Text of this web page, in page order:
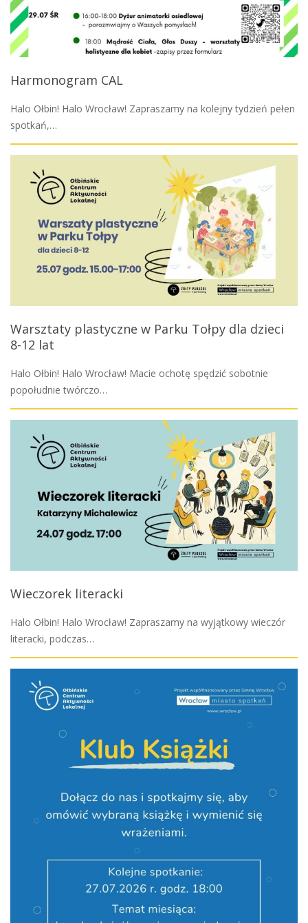
Harmonogram CAL
Halo Ołbin! Halo Wrocław! Zapraszamy na kolejny tydzień pełen
spotkań,…
Warsztaty plastyczne w Parku Tołpy dla dzieci
8-12 lat
Halo Ołbin! Halo Wrocław! Macie ochotę spędzić sobotnie
popołudnie twórczo…
Wieczorek literacki
Halo Ołbin! Halo Wrocław! Zapraszamy na wyjątkowy wieczór
literacki, podczas…